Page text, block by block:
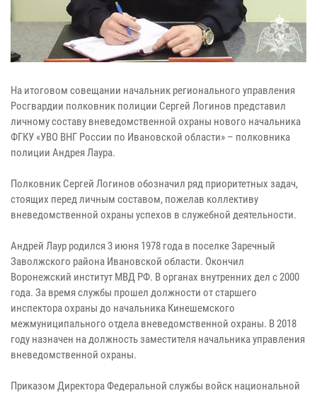
На итоговом совещании начальник регионального управления
Росгвардии полковник полиции Сергей Логинов представил
личному составу вневедомственной охраны нового начальника
ФГКУ «УВО ВНГ России по Ивановской области» – полковника
полиции Андрея Лаура.
Полковник Сергей Логинов обозначил ряд приоритетных задач,
стоящих перед личным составом, пожелав коллективу
вневедомственной охраны успехов в служебной деятельности.
Андрей Лаур родился 3 июня 1978 года в поселке Заречный
Заволжского района Ивановской области. Окончил
Воронежский институт МВД РФ. В органах внутренних дел с 2000
года. За время службы прошел должности от старшего
инспектора охраны до начальника Кинешемского
межмуниципального отдела вневедомственной охраны. В 2018
году назначен на должность заместителя начальника управления
вневедомственной охраны.
Приказом Директора Федеральной службы войск национальной